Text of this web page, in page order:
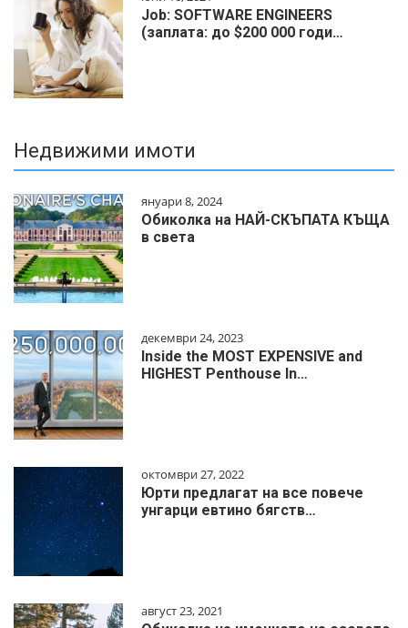
Job: SOFTWARE ENGINEERS
(заплата: до $200 000 годи…
Недвижими имоти
януари 8, 2024
Обиколка на НАЙ-СКЪПАТА КЪЩА
в света
декември 24, 2023
Inside the MOST EXPENSIVE and
HIGHEST Penthouse In…
октомври 27, 2022
Юрти предлагат на все повече
унгарци евтино бягств…
август 23, 2021